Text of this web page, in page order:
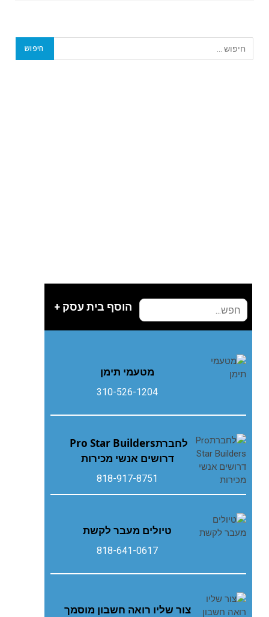
הוסף בית עסק +
מטעמי תימן
310-526-1204
לחברת‭ ‬Pro Star Builders‭
‬דרושים‭ ‬אנשי‭ ‬מכירות
818-917-8751
טיולים מעבר לקשת
818-641-0617
צור שליו רואה חשבון מוסמך